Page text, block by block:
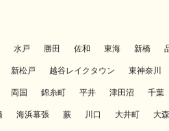
水戸 勝田 佐和 東海 新橋
新松戸 越谷レイクタウン 東神奈川
両国 錦糸町 平井 津田沼 千葉
海浜幕張 蕨 川口 大井町 大森